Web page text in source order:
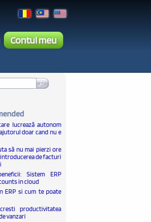
Contul meu
lucrează autonom
doar cand nu e
să nu mai pierzi ore
de facturi
Sistem ERP
in cloud
ERP si cum te poate
productivitatea
vanzari